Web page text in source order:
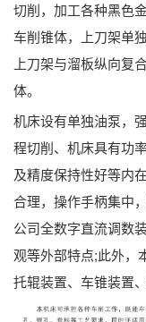
切削，加工各种黑色
车削锥体，上刀架单
上刀架与溜板纵向复
体。
机床设有单独油泵，
程切削、机床具有功
及精度保持性好等内
合理，操作手柄集中
公司全数字直流调数
观等外部特点;此外，
托辊装置、车锥装置